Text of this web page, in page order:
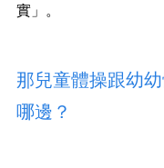
實」。
那兒童體操跟幼
哪邊？